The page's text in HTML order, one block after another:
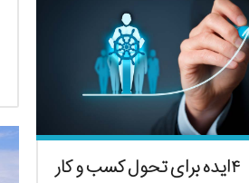
۴ایده برای تحول کسب و کار